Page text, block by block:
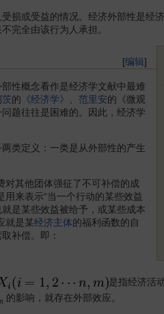
或受益的情况。经济外部性是经
完全由该行为人承担。
[编辑]
性概念看作是经济学文献中最难
茨的 《经济学》 、 范里安的《微观
题往往是困难的。因此，经济学
类定义：一类是从外部性的产生
对其他团体强征了不可补偿的成
用来表示“当一个行动的某些效益
是某些效益被给予，或某些成本
就是某经济主体的福利函数的自
补偿。即：
是指经济活
的影响，就存在外部效应。